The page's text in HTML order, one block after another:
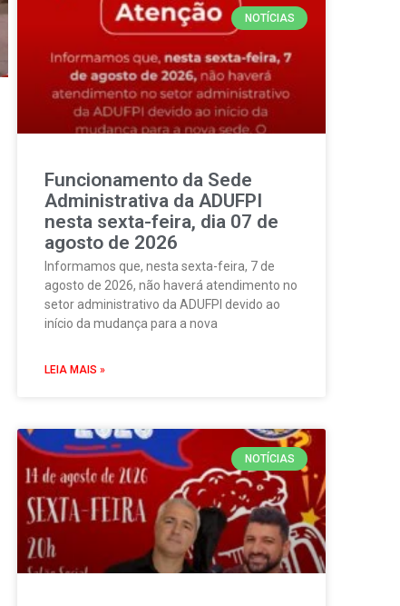
NOTÍCIAS
Funcionamento da Sede
Administrativa da ADUFPI
nesta sexta-feira, dia 07 de
agosto de 2026
Informamos que, nesta sexta-feira, 7 de
agosto de 2026, não haverá atendimento no
setor administrativo da ADUFPI devido ao
início da mudança para a nova
LEIA MAIS »
NOTÍCIAS